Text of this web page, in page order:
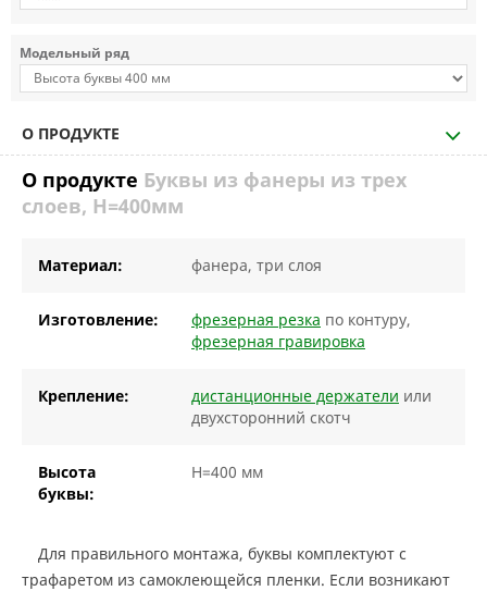
Модельный ряд
О ПРОДУКТЕ
О продукте Буквы из фанеры из трех
слоев, H=400мм
Материал: фанера, три слоя
Изготовление: фрезерная резка по контуру,
фрезерная гравировка
Крепление: дистанционные держатели или
двухсторонний скотч
Высота
буквы:
H=400 мм
Для правильного монтажа, буквы комплектуют с
трафаретом из самоклеющейся пленки. Если возникают